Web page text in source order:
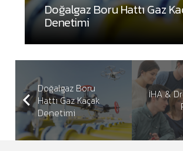
Doğalgaz Boru Hattı Gaz
Denetimi
Doğalgaz Boru
Hattı Gaz Kaçak
Denetimi
İHA &